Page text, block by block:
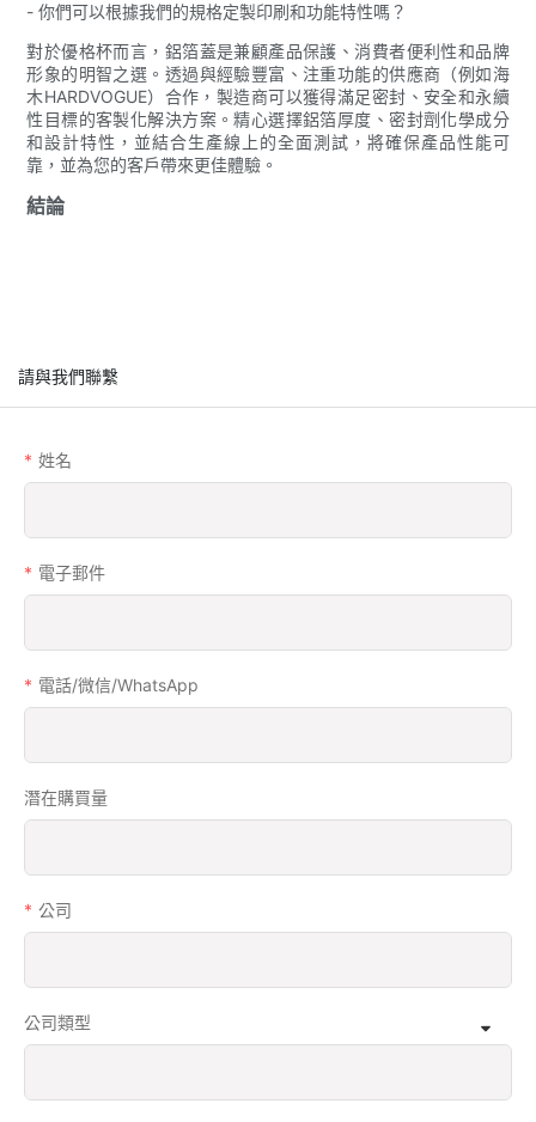
- 你們可以根據我們的規格定製印刷和功能特性嗎？
對於優格杯而言，鋁箔蓋是兼顧產品保護、消費者便利性和品牌
形象的明智之選。透過與經驗豐富、注重功能的供應商（例如海
木HARDVOGUE）合作，製造商可以獲得滿足密封、安全和永續
性目標的客製化解決方案。精心選擇鋁箔厚度、密封劑化學成分
和設計特性，並結合生產線上的全面測試，將確保產品性能可
靠，並為您的客戶帶來更佳體驗。
結論
請與我們聯繫
姓名
電子郵件
電話/微信/WhatsApp
潛在購買量
公司
公司類型